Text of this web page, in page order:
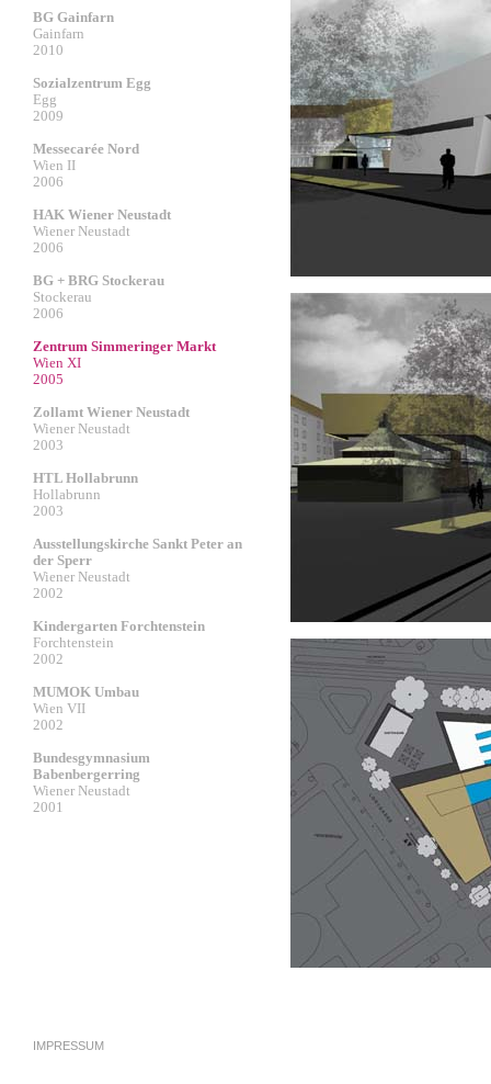
BG Gainfarn
Gainfarn
2010
Sozialzentrum Egg
Egg
2009
Messecarée Nord
Wien II
2006
HAK Wiener Neustadt
Wiener Neustadt
2006
BG + BRG Stockerau
Stockerau
2006
Zentrum Simmeringer Markt
Wien XI
2005
Zollamt Wiener Neustadt
Wiener Neustadt
2003
HTL Hollabrunn
Hollabrunn
2003
Ausstellungskirche Sankt Peter an
der Sperr
Wiener Neustadt
2002
Kindergarten Forchtenstein
Forchtenstein
2002
MUMOK Umbau
Wien VII
2002
Bundesgymnasium
Babenbergerring
Wiener Neustadt
2001
IMPRESSUM